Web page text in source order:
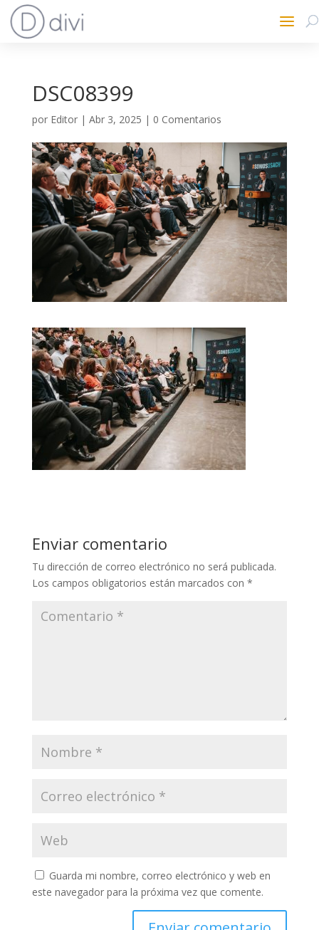
DSC08399
por Editor| Abr 3, 2025 | 0 Comentarios
Enviar comentario
Tu dirección de correo electrónico no será publicada.
Los campos obligatorios están marcados con *
Guarda mi nombre, correo electrónico y web en
este navegador para la próxima vez que comente.